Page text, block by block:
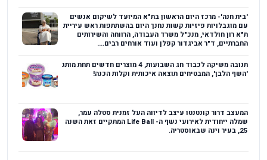
'בית חנה'- מרכז היום הראשון בת"א המיועד לשיקום אנשים
עם מוגבלויות פיזיות קשות נחנך היום בהשתתפות ראש עיריית
ת"א רון חולדאי, מנכ"ל משרד העבודה, הרווחה והשירותים
החברתיים, ד"ר אביגדור קפלן ועוד אורחים רבים....
תנובה משיקה לכבוד חג השבועות, 4 מוצרים חדשים תחת מותג
'השף הלבן', המבטיחים תוצאה איכותית וקלות הכנה!
המעצב דרור קונטנטו עיצב לדיווה העל זמנית סטלה עמר,
שמלה ייחודית לאירועי נשף ה- Life Ball המתקיים זאת השנה
25, בעיר וינה שבאוסטריה.